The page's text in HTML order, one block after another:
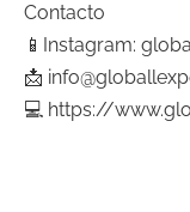
Contacto
📱Instagram:
📩
💻 https://